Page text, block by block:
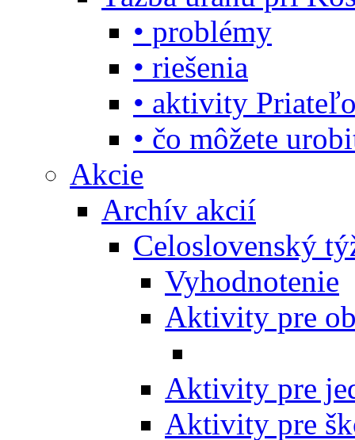
• problémy
• riešenia
• aktivity
• čo môžete
Akcie
Archív akcií
Celoslovenský
Vyhodnotenie
Aktivity pre
Aktivity pre
Aktivity pre